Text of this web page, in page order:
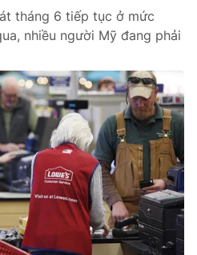
- 024.38 355 932
897 897
tháng 6 tiếp tục ở mức
nhiều người Mỹ đang phải